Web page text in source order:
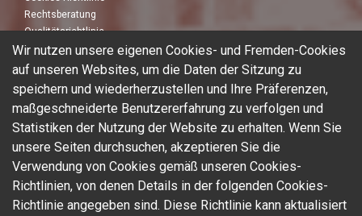
Rechtsberatung
Qualitätsrichtlinie
Folge uns
In unseren sozialen Netzwerken:
Blog
Wir nutzen unsere eigenen Cookies- und Fremden-Cookies
auf unseren Websites, um die Daten der Sitzung zu
speichern und wiederherzustellen und Ihre Präferenzen,
maßgeschneiderte Benutzererfahrung zu verfolgen und
Statistiken der Nutzung der Website zu erhalten. Wenn Sie
unsere Seiten durchsuchen, akzeptieren Sie die
Verwendung von Cookies gemäß unseren Cookies-
Richtlinien, von denen Details in der folgenden Cookies-
Richtlinie angegeben sind. Diese Richtlinie kann aktualisiert